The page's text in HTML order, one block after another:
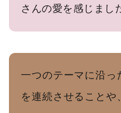
さんの愛を感じまし
一つのテーマに沿っ
を連続させることや